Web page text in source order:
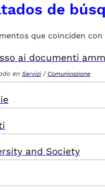
de
que coinciden
ai documenti
en Servizi / Comunicazione
and Society